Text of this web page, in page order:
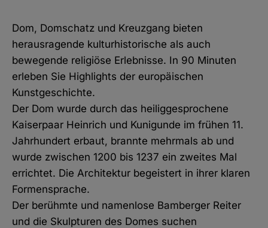
WhatsApp
Link kopieren
Dom, Domschatz und Kreuzgang bieten
herausragende kulturhistorische als auch
bewegende religiöse Erlebnisse. In 90 Minuten
erleben Sie Highlights der europäischen
Kunstgeschichte.
Der Dom wurde durch das heiliggesprochene
Kaiserpaar Heinrich und Kunigunde im frühen 11.
Jahrhundert erbaut, brannte mehrmals ab und
wurde zwischen 1200 bis 1237 ein zweites Mal
errichtet. Die Architektur begeistert in ihrer klaren
Formensprache.
Der berühmte und namenlose Bamberger Reiter
und die Skulpturen des Domes suchen